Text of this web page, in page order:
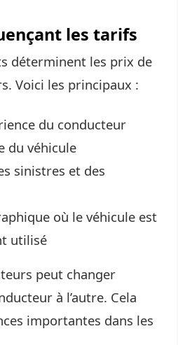
les tarifs
déterminent les prix de
Voici les principaux :
du conducteur
du véhicule
sinistres et des
où le véhicule est
utilisé
peut changer
à l’autre. Cela
importantes dans les